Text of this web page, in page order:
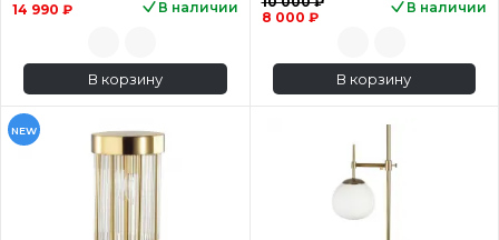
14 990 ₽ В наличии
В корзину
8 000 ₽
В наличии
В корзину
NEW